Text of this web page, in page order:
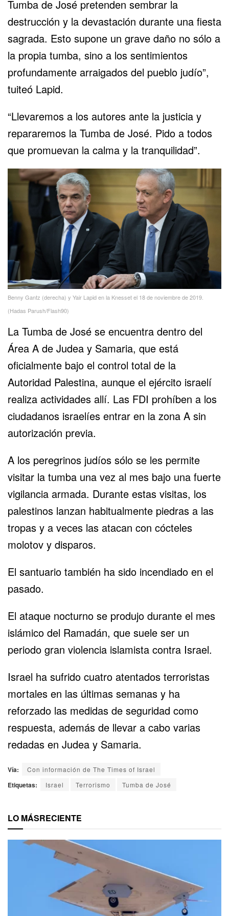
Tumba de José pretenden sembrar la
destrucción y la devastación durante una fiesta
sagrada. Esto supone un grave daño no sólo a
la propia tumba, sino a los sentimientos
profundamente arraigados del pueblo judío”,
tuiteó Lapid.
“Llevaremos a los autores ante la justicia y
repararemos la Tumba de José. Pido a todos
que promuevan la calma y la tranquilidad”.
Benny Gantz (derecha) y Yair Lapid en la Knesset el 18 de noviembre de 2019.
(Hadas Parush/Flash90)
La Tumba de José se encuentra dentro del
Área A de Judea y Samaria, que está
oficialmente bajo el control total de la
Autoridad Palestina, aunque el ejército israelí
realiza actividades allí. Las FDI prohíben a los
ciudadanos israelíes entrar en la zona A sin
autorización previa.
A los peregrinos judíos sólo se les permite
visitar la tumba una vez al mes bajo una fuerte
vigilancia armada. Durante estas visitas, los
palestinos lanzan habitualmente piedras a las
tropas y a veces las atacan con cócteles
molotov y disparos.
El santuario también ha sido incendiado en el
pasado.
El ataque nocturno se produjo durante el mes
islámico del Ramadán, que suele ser un
periodo gran violencia islamista contra Israel.
Israel ha sufrido cuatro atentados terroristas
mortales en las últimas semanas y ha
reforzado las medidas de seguridad como
respuesta, además de llevar a cabo varias
redadas en Judea y Samaria.
Vía: Con información de The Times of Israel
Etiquetas: Israel Terrorismo Tumba de José
LO MÁSRECIENTE